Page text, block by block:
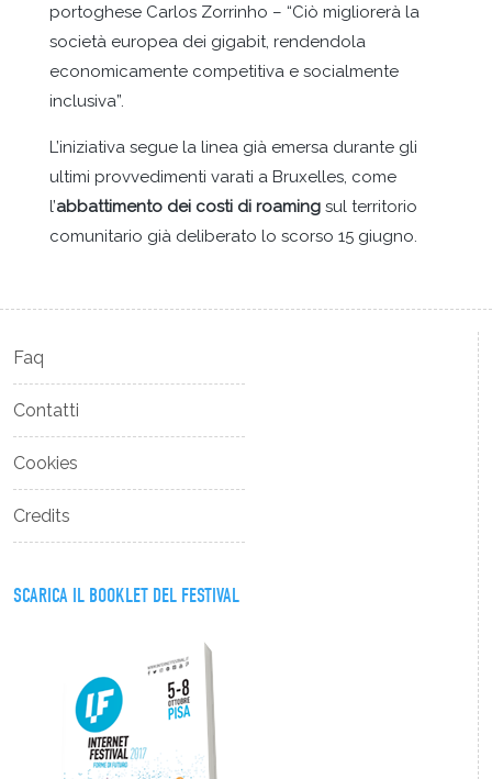
portoghese Carlos Zorrinho – “Ciò migliorerà la
società europea dei gigabit, rendendola
economicamente competitiva e socialmente
inclusiva”.
L’iniziativa segue la linea già emersa durante gli
ultimi provvedimenti varati a Bruxelles, come
l’abbattimento dei costi di roamingsul territorio
comunitario già deliberato lo scorso 15 giugno.
Faq
Contatti
Cookies
Credits
SCARICA IL BOOKLET DEL FESTIVAL